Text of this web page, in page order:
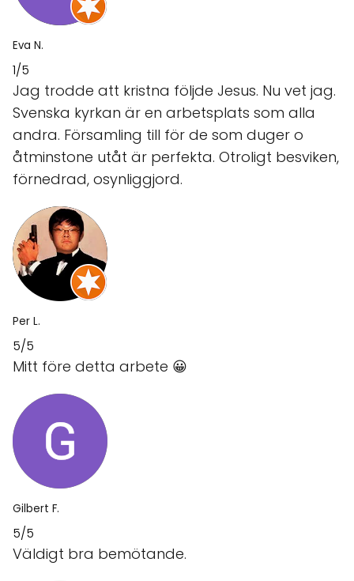
Eva N.
1/5
Jag trodde att kristna följde Jesus. Nu vet jag.
Svenska kyrkan är en arbetsplats som alla
andra. Församling till för de som duger o
åtminstone utåt är perfekta. Otroligt besviken,
förnedrad, osynliggjord.
Per L.
5/5
Mitt före detta arbete 😀
Gilbert F.
5/5
Väldigt bra bemötande.